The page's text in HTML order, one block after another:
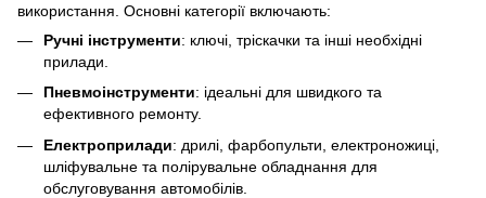
використання. Основні категорії включають:
Ручні інструменти: ключі, тріскачки та інші необхідні
прилади.
Пневмоінструменти: ідеальні для швидкого та
ефективного ремонту.
Електроприлади: дрилі, фарбопульти, електроножиці,
шліфувальне та полірувальне обладнання для
обслуговування автомобілів.